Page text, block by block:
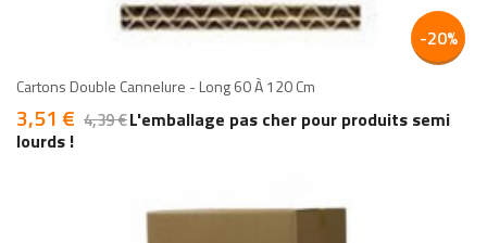
-20%
Cartons Double Cannelure - Long 60 À 120 Cm
3,51 € Prix
de
4,39 €Prix
add
L'emballage pas cher pour produits semi
lourds !